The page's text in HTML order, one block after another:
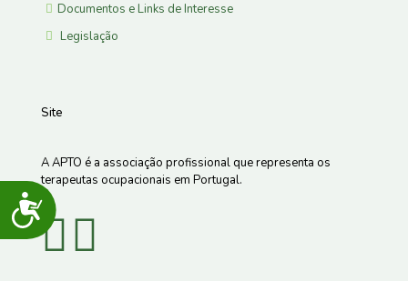
Acessibilidade
Documentos e Links de Interesse
Legislação
Site
A APTO é a associação profissional que representa os
terapeutas ocupacionais em Portugal.